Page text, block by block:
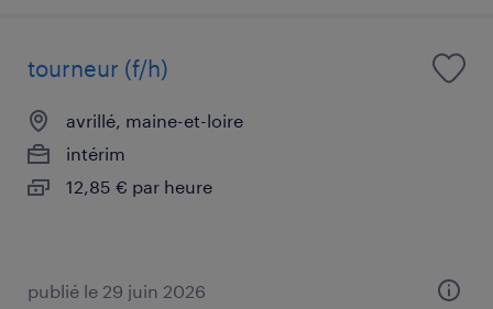
tourneur (f/h)
avrillé, maine-et-loire
intérim
12,85 € par heure
publié le 29 juin 2026